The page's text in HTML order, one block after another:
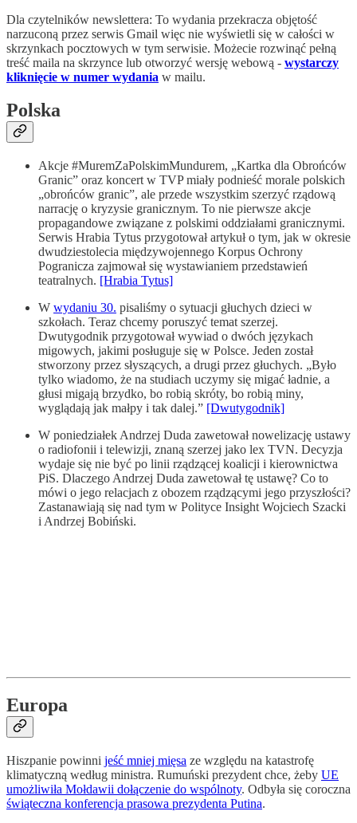
Dla czytelników newslettera: To wydania przekracza objętość
narzuconą przez serwis Gmail więc nie wyświetli się w całości w
skrzynkach pocztowych w tym serwisie. Możecie rozwinąć pełną
treść maila na skrzynce lub otworzyć wersję webową - wystarczy
kliknięcie w numer wydania w mailu.
Polska
Akcje #MuremZaPolskimMundurem, „Kartka dla Obrońców
Granic” oraz koncert w TVP miały podnieść morale polskich
„obrońców granic”, ale przede wszystkim szerzyć rządową
narrację o kryzysie granicznym. To nie pierwsze akcje
propagandowe związane z polskimi oddziałami granicznymi.
Serwis Hrabia Tytus przygotował artykuł o tym, jak w okresie
dwudziestolecia międzywojennego Korpus Ochrony
Pogranicza zajmował się wystawianiem przedstawień
teatralnych. [Hrabia Tytus]
W wydaniu 30. pisaliśmy o sytuacji głuchych dzieci w
szkołach. Teraz chcemy poruszyć temat szerzej.
Dwutygodnik przygotował wywiad o dwóch językach
migowych, jakimi posługuje się w Polsce. Jeden został
stworzony przez słyszących, a drugi przez głuchych. „Było
tylko wiadomo, że na studiach uczymy się migać ładnie, a
głusi migają brzydko, bo robią skróty, bo robią miny,
wyglądają jak małpy i tak dalej.” [Dwutygodnik]
W poniedziałek Andrzej Duda zawetował nowelizację ustawy
o radiofonii i telewizji, znaną szerzej jako lex TVN. Decyzja
wydaje się nie być po linii rządzącej koalicji i kierownictwa
PiS. Dlaczego Andrzej Duda zawetował tę ustawę? Co to
mówi o jego relacjach z obozem rządzącymi jego przyszłości?
Zastanawiają się nad tym w Polityce Insight Wojciech Szacki
i Andrzej Bobiński.
Europa
Hiszpanie powinni jeść mniej mięsa ze względu na katastrofę
klimatyczną według ministra. Rumuński prezydent chce, żeby UE
umożliwiła Mołdawii dołączenie do wspólnoty. Odbyła się coroczna
świąteczna konferencja prasowa prezydenta Putina.